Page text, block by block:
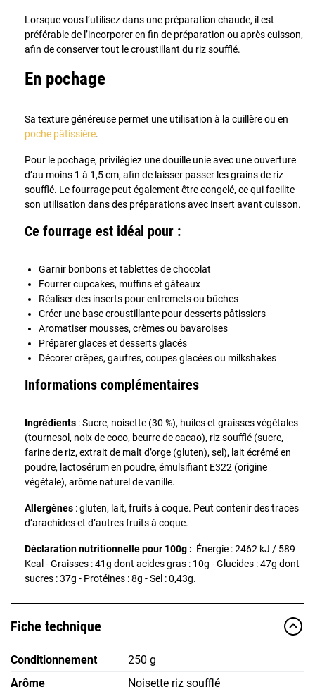
Lorsque vous l’utilisez dans une préparation chaude, il est
préférable de l’incorporer en fin de préparation ou après cuisson,
afin de conserver tout le croustillant du riz soufflé.
En pochage
Sa texture généreuse permet une utilisation à la cuillère ou en
poche pâtissière.
Pour le pochage, privilégiez une douille unie avec une ouverture
d’au moins 1 à 1,5 cm, afin de laisser passer les grains de riz
soufflé. Le fourrage peut également être congelé, ce qui facilite
son utilisation dans des préparations avec insert avant cuisson.
Ce fourrage est idéal pour :
Garnir bonbons et tablettes de chocolat
Fourrer cupcakes, muffins et gâteaux
Réaliser des inserts pour entremets ou bûches
Créer une base croustillante pour desserts pâtissiers
Aromatiser mousses, crèmes ou bavaroises
Préparer glaces et desserts glacés
Décorer crêpes, gaufres, coupes glacées ou milkshakes
Informations complémentaires
Ingrédients : Sucre, noisette (30 %), huiles et graisses végétales
(tournesol, noix de coco, beurre de cacao), riz soufflé (sucre,
farine de riz, extrait de malt d’orge (gluten), sel), lait écrémé en
poudre, lactosérum en poudre, émulsifiant E322 (origine
végétale), arôme naturel de vanille.
Allergènes : gluten, lait, fruits à coque. Peut contenir des traces
d’arachides et d’autres fruits à coque.
Déclaration nutritionnelle pour 100g : Énergie : 2462 kJ / 589
Kcal - Graisses : 41g dont acides gras : 10g - Glucides : 47g dont
sucres : 37g - Protéines : 8g - Sel : 0,43g.
Fiche technique
Conditionnement
250 g
Arôme
Noisette riz soufflé